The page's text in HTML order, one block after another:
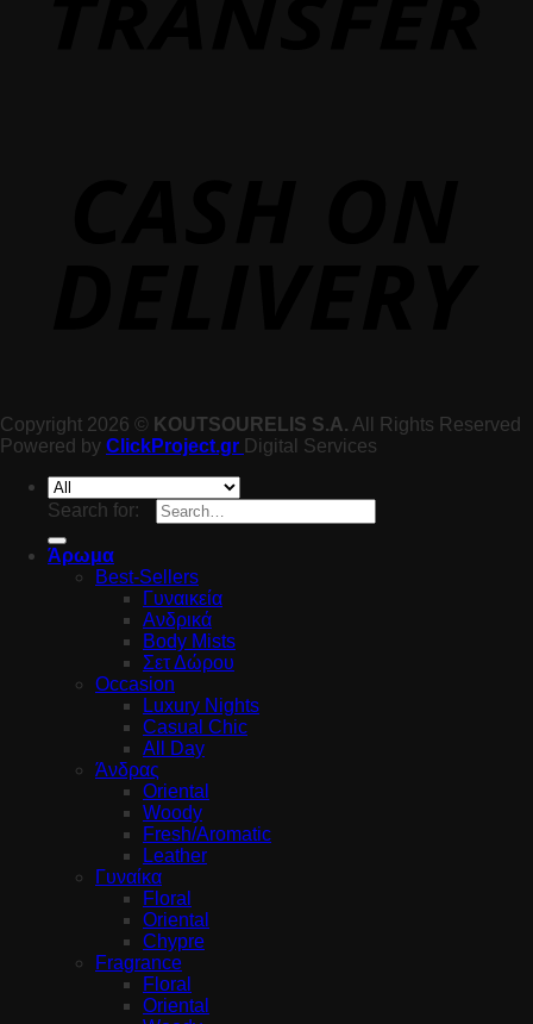
Copyright 2026 © KOUTSOURELIS S.A. All Rights Reserved
Powered by ClickProject.gr Digital Services
Search for:
Άρωμα
Best-Sellers
Γυναικεία
Ανδρικά
Body Mists
Σετ Δώρου
Occasion
Luxury Nights
Casual Chic
All Day
Άνδρας
Oriental
Woody
Fresh/Aromatic
Leather
Γυναίκα
Floral
Oriental
Chypre
Fragrance
Floral
Oriental